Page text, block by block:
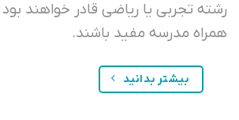
تجربی یا ریاضی قادر خواهند بود تا
مدرسه مفید باشند.
بیشتر بدانید